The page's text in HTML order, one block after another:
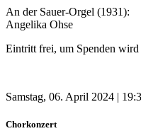
An der Sauer-Orgel (1931):
Angelika Ohse
Eintritt frei, um Spenden wird
Samstag, 06. April 2024 |
Chorkonzert